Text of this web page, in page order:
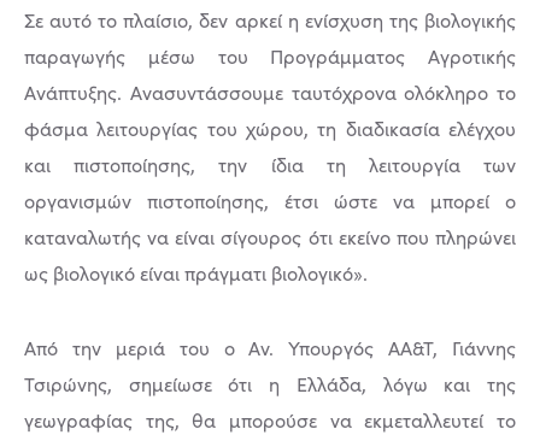
Σε αυτό το πλαίσιο, δεν αρκεί η ενίσχυση της βιολογικής
παραγωγής μέσω του Προγράμματος Αγροτικής
Ανάπτυξης. Ανασυντάσσουμε ταυτόχρονα ολόκληρο το
φάσμα λειτουργίας του χώρου, τη διαδικασία ελέγχου
και πιστοποίησης, την ίδια τη λειτουργία των
οργανισμών πιστοποίησης, έτσι ώστε να μπορεί ο
καταναλωτής να είναι σίγουρος ότι εκείνο που πληρώνει
ως βιολογικό είναι πράγματι βιολογικό».
Από την μεριά του ο Αν. Υπουργός ΑΑ&Τ, Γιάννης
Τσιρώνης, σημείωσε ότι η Ελλάδα, λόγω και της
γεωγραφίας της, θα μπορούσε να εκμεταλλευτεί το